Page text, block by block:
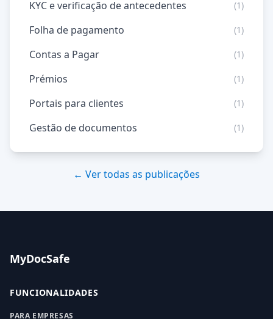
KYC e verificação de antecedentes (1)
Folha de pagamento (1)
Contas a Pagar (1)
Prémios (1)
Portais para clientes (1)
Gestão de documentos (1)
← Ver todas as publicações
MyDocSafe
FUNCIONALIDADES
PARA EMPRESAS